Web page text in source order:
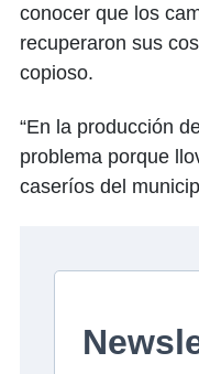
conocer que los
recuperaron sus
copioso.
“En la producción
problema porque
caseríos del